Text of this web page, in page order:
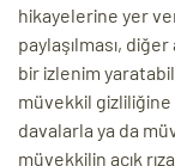
hikayelerine yer
paylaşılması,
bir izlenim
müvekkil
davalarla ya da
müvekkilin açık